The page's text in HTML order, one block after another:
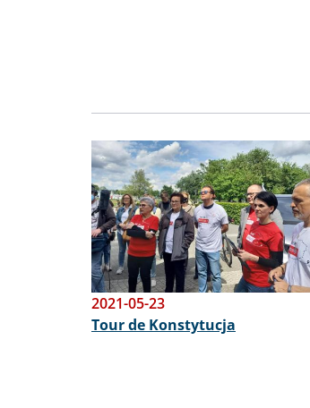
Obraz
2021-05-23
Tour de Konstytucja